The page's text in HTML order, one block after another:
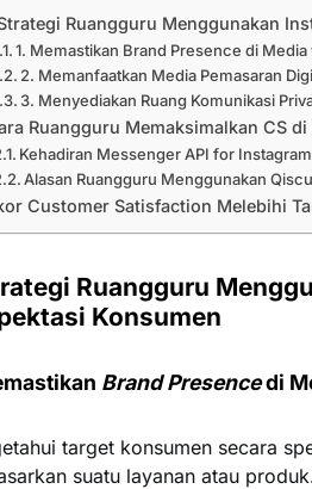
Ruangguru Menggunakan
1. Memastikan Brand Presence di
2. Memanfaatkan Media Pemasaran
3. Menyediakan Ruang Komunikasi
Ruangguru Memaksimalkan CS
Kehadiran Messenger API for Instagram
Alasan Ruangguru Menggunakan
Customer Satisfaction Melebihi
Ruangguru
Konsumen
Brand Presencedi
target konsumen secara
suatu layanan atau